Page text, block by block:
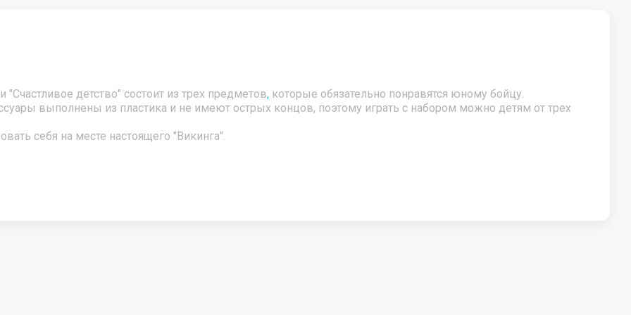
Лыжи
детство" состоит из трех предметов, которые обязательно понравятся юному бойцу.
выполнены из пластика и не имеют острых концов, поэтому играть с набором можно детям от трех
себя на месте настоящего "Викинга".